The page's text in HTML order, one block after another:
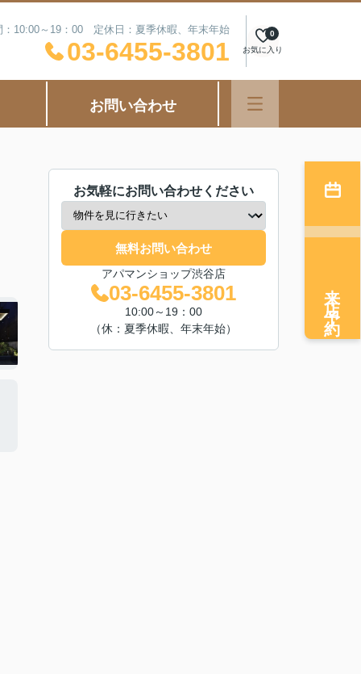
：10:00～19：00 定休日：夏季休暇、年末年始
03-6455-3801 お気に入り
0
お問い合わせ
お気軽にお問い合わせください
無料お問い合わせ
アパマンショップ渋谷店
03-6455-3801
10:00～19：00
（休：夏季休暇、年末年始）
来店予約